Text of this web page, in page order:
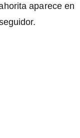
aparece en